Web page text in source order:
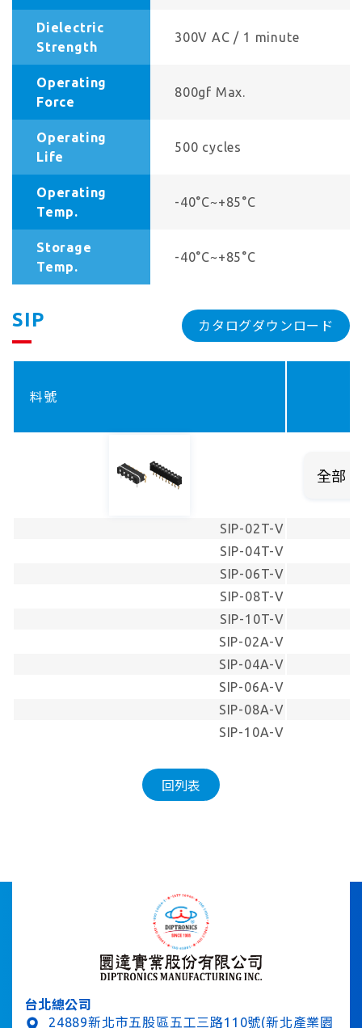
Dielectric
Strength
300V AC / 1 minute
Operating
Force
800gf Max.
Operating
Life
500 cycles
Operating
Temp.
-40°C~+85°C
Storage
Temp.
-40°C~+85°C
SIP カタログダウンロード
料號
SIP-02T-V
SIP-04T-V
SIP-06T-V
SIP-08T-V
SIP-10T-V
SIP-02A-V
SIP-04A-V
SIP-06A-V
SIP-08A-V
SIP-10A-V
回列表
台北總公司
24889新北市五股區五工三路110號(新北產業園